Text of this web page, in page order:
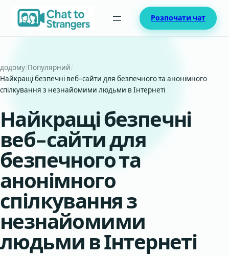
Перейти
Розпочати чат
додому/Популярний/
Найкращі безпечні веб-сайти для безпечного та анонімного
спілкування з незнайомими людьми в Інтернеті
Найкращі безпечні
веб-сайти для
безпечного та
анонімного
спілкування з
незнайомими
людьми в Інтернеті